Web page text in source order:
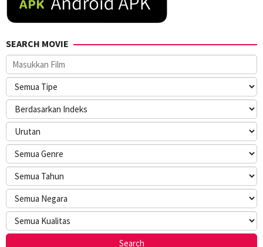
SEARCH MOVIE